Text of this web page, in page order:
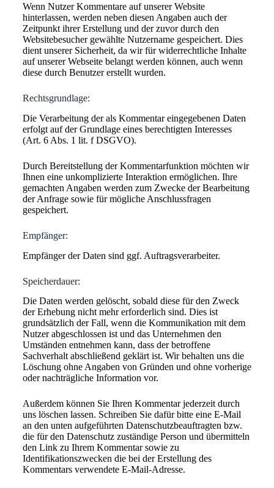
Wenn Nutzer Kommentare auf unserer Website
hinterlassen, werden neben diesen Angaben auch der
Zeitpunkt ihrer Erstellung und der zuvor durch den
Websitebesucher gewählte Nutzername gespeichert. Dies
dient unserer Sicherheit, da wir für widerrechtliche Inhalte
auf unserer Webseite belangt werden können, auch wenn
diese durch Benutzer erstellt wurden.
Rechtsgrundlage:
Die Verarbeitung der als Kommentar eingegebenen Daten
erfolgt auf der Grundlage eines berechtigten Interesses
(Art. 6 Abs. 1 lit. f DSGVO).
Durch Bereitstellung der Kommentarfunktion möchten wir
Ihnen eine unkomplizierte Interaktion ermöglichen. Ihre
gemachten Angaben werden zum Zwecke der Bearbeitung
der Anfrage sowie für mögliche Anschlussfragen
gespeichert.
Empfänger:
Empfänger der Daten sind ggf. Auftragsverarbeiter.
Speicherdauer:
Die Daten werden gelöscht, sobald diese für den Zweck
der Erhebung nicht mehr erforderlich sind. Dies ist
grundsätzlich der Fall, wenn die Kommunikation mit dem
Nutzer abgeschlossen ist und das Unternehmen den
Umständen entnehmen kann, dass der betroffene
Sachverhalt abschließend geklärt ist. Wir behalten uns die
Löschung ohne Angaben von Gründen und ohne vorherige
oder nachträgliche Information vor.
Außerdem können Sie Ihren Kommentar jederzeit durch
uns löschen lassen. Schreiben Sie dafür bitte eine E-Mail
an den unten aufgeführten Datenschutzbeauftragten bzw.
die für den Datenschutz zuständige Person und übermitteln
den Link zu Ihrem Kommentar sowie zu
Identifikationszwecken die bei der Erstellung des
Kommentars verwendete E-Mail-Adresse.